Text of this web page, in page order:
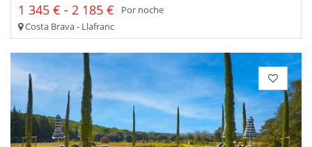
1 345 € - 2 185 €
Por noche
Costa Brava - Llafranc